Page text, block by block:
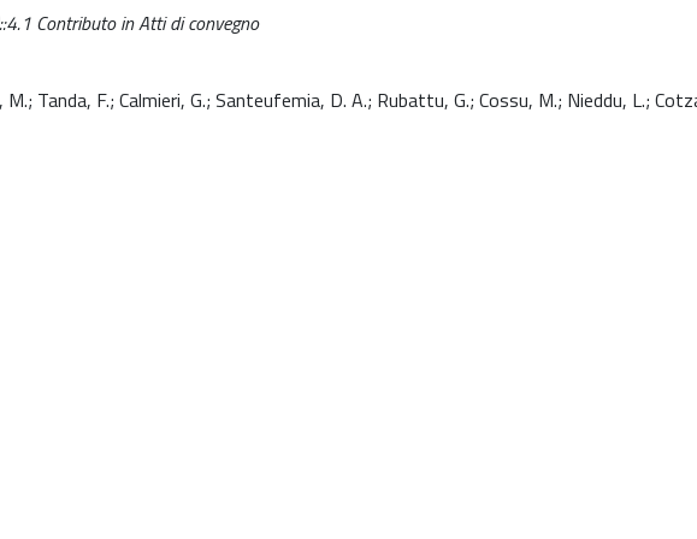
Contributo in Atti di convegno
Tanda, F.; Calmieri, G.; Santeufemia, D. A.; Rubattu, G.; Cossu, M.; Nieddu, L.;